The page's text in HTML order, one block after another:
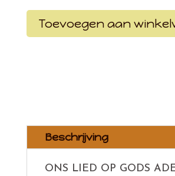
Toevoegen aan
Beschrijving
ONS LIED OP GODS